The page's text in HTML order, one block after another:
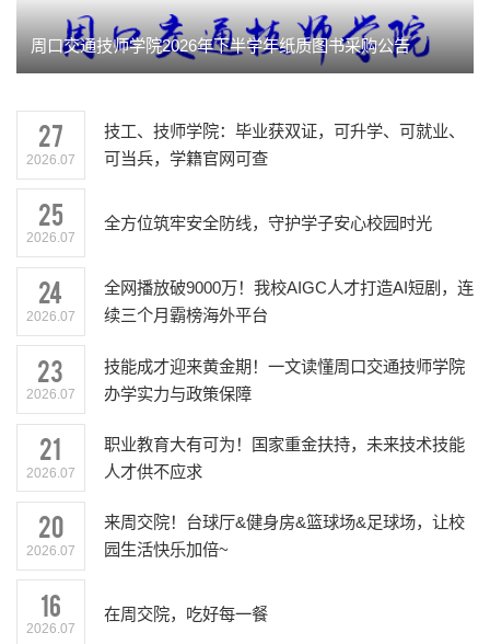
周口交通技师学院2026年下半学年纸质图书采购公告
27
2026.07
技工、技师学院：毕业获双证，可升学、可就业、
可当兵，学籍官网可查
25
2026.07
全方位筑牢安全防线，守护学子安心校园时光
24
2026.07
全网播放破9000万！我校AIGC人才打造AI短剧，连
续三个月霸榜海外平台
23
2026.07
技能成才迎来黄金期！一文读懂周口交通技师学院
办学实力与政策保障
21
2026.07
职业教育大有可为！国家重金扶持，未来技术技能
人才供不应求
20
2026.07
来周交院！台球厅&健身房&篮球场&足球场，让校
园生活快乐加倍~
16
2026.07
在周交院，吃好每一餐